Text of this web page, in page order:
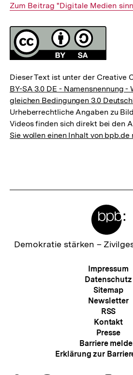
Interner
Zum Beitrag "Digitale Medien
Fussnoten
Lizenz
Dieser Text ist unter der Creative
BY-SA 3.0 DE - Namensnennung
gleichen Bedingungen 3.0
Urheberrechtliche Angaben zu
Videos finden sich direkt bei den
Sie wollen einen Inhalt von bpb.de
Zur
Demokratie stärken –
Meta-
Impressum
Datenschutz
Sitemap
Newsletter
RSS
Kontakt
Presse
Barriere
Erklärung zur